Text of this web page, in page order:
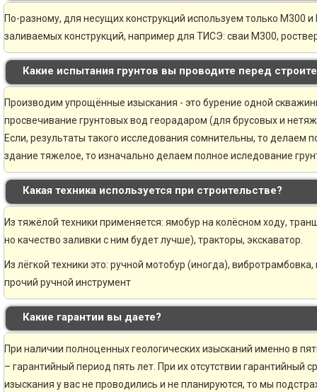
По-разному, для несущих конструкций используем только М300
заливаемых конструкций, например для ТИСЭ: сваи М300,
Какие испытания грунтов вы проводите перед
Производим упрощённые изыскания - это бурение одной
просвечивание грунтовых вод георадаром (для брусовых и
Если, результаты такого исследования сомнительны, то делаем
здание тяжелое, то изначально делаем полное иследование
Какая техника используется при строительстве?
Из тяжёлой техники применяется: ямобур на колёсном ходу,
но качество заливки с ним будет лучше), тракторы, экскаватор.
Из лёгкой техники это: ручной мотобур (иногда),
прочий ручной инструмент
Какие гарантии вы даете?
При наличии полноценных геологических изысканий именно в
– гарантийный период пять лет. При их отсутствии гарантийный
изыскания у вас не проводились и не планируются, то мы